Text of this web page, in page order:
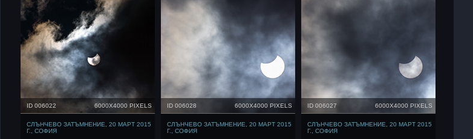
ID 006022 6000X4000 PIXELS
СЛЪНЧЕВО ЗАТЪМНЕНИЕ, 20 МАРТ 2015
Г., СОФИЯ
ID 006028 6000X4000 PIXELS
СЛЪНЧЕВО ЗАТЪМНЕНИЕ, 20 МАРТ 2015
Г., СОФИЯ
ID 006027 6000X4000 PIXELS
СЛЪНЧЕВО ЗАТЪМНЕНИЕ, 20 МАРТ 2015
Г., СОФИЯ